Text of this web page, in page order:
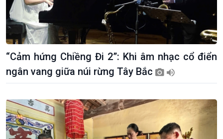
“Cảm hứng Chiềng Đi 2”: Khi âm nhạc cổ điển
ngân vang giữa núi rừng Tây Bắc